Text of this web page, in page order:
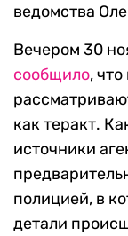
ведомства
Вечером 30
сообщило,
как теракт.
источники
полицией, в
детали